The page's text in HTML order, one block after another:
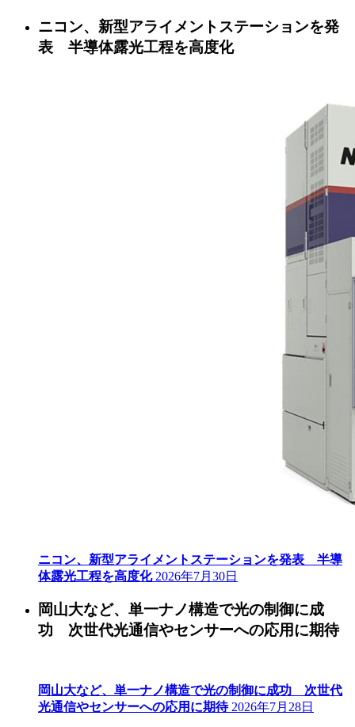
ニコン、新型アライメントステーションを発
表 半導体露光工程を高度化
ニコン、新型アライメントステーションを発表 半導
体露光工程を高度化 2026年7月30日
岡山大など、単一ナノ構造で光の制御に成
功 次世代光通信やセンサーへの応用に期待
岡山大など、単一ナノ構造で光の制御に成功 次世代
光通信やセンサーへの応用に期待 2026年7月28日